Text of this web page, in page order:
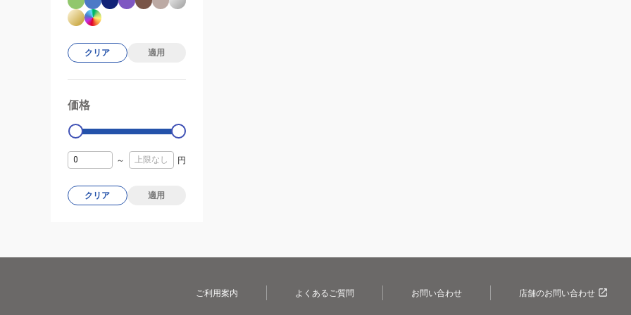
クリア 適用
価格
0
～ 円
クリア 適用
ご利用案内 よくあるご質問 お問い合わせ 店舗のお問い合わせ